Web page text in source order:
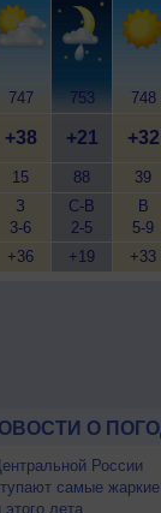
747
+38
15
З
3-6
+36
753
+21
88
С-В
2-5
+19
748
+32
39
В
5-9
+33
О
России
самые жаркие
этого лета